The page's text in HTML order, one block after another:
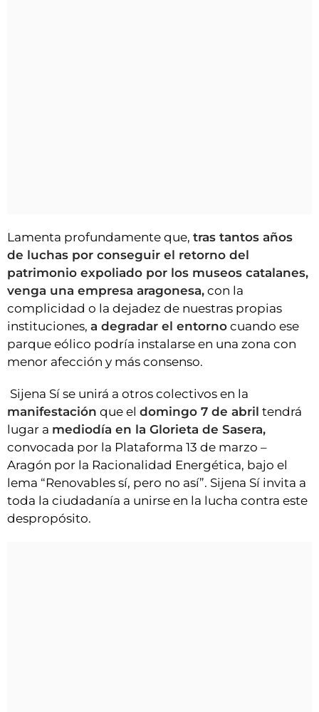
Lamenta profundamente que, tras tantos años
de luchas por conseguir el retorno del
patrimonio expoliado por los museos catalanes,
venga una empresa aragonesa, con la
complicidad o la dejadez de nuestras propias
instituciones, a degradar el entorno cuando ese
parque eólico podría instalarse en una zona con
menor afección y más consenso.
Sijena Sí se unirá a otros colectivos en la
manifestación que el domingo 7 de abril tendrá
lugar a mediodía en la Glorieta de Sasera,
convocada por la Plataforma 13 de marzo –
Aragón por la Racionalidad Energética, bajo el
lema “Renovables sí, pero no así”. Sijena Sí invita a
toda la ciudadanía a unirse en la lucha contra este
despropósito.